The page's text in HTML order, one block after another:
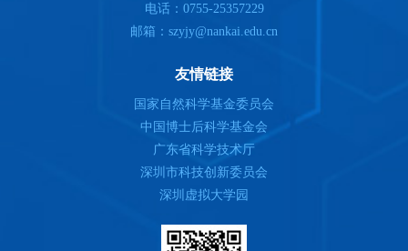
电话：0755-25357229
邮箱：szyjy@nankai.edu.cn
友情链接
国家自然科学基金委员会
中国博士后科学基金会
广东省科学技术厅
深圳市科技创新委员会
深圳虚拟大学园